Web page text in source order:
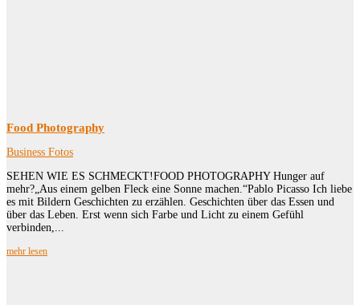
Food Photography
Business Fotos
SEHEN WIE ES SCHMECKT!FOOD PHOTOGRAPHY Hunger auf
mehr?„Aus einem gelben Fleck eine Sonne machen.“Pablo Picasso Ich liebe
es mit Bildern Geschichten zu erzählen. Geschichten über das Essen und
über das Leben. Erst wenn sich Farbe und Licht zu einem Gefühl
verbinden,...
mehr lesen